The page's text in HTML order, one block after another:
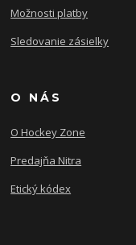
Možnosti platby
Sledovanie zásielky
O NÁS
O Hockey Zone
Predajňa Nitra
Etický kódex